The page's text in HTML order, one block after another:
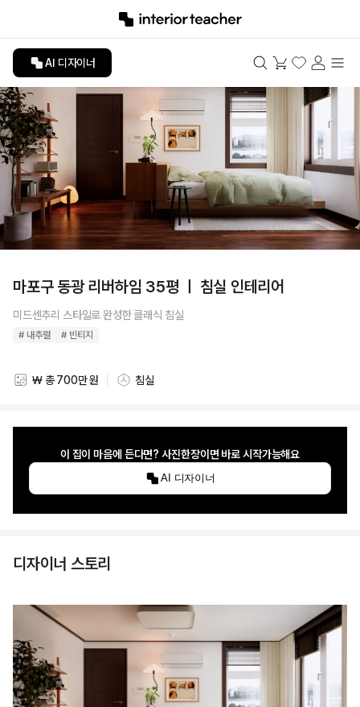
AI 디자이너
마포구 동광 리버하임 35평 ㅣ 침실 인테리어
미드센추리 스타일로 완성한 클래식 침실
# 내추럴 # 빈티지
스타일링 비용
₩ 총 700만 원 스타일링 공간
침실
이 집이 마음에 든다면? 사진한장이면 바로 시작가능해요
AI 디자이너
디자이너 스토리